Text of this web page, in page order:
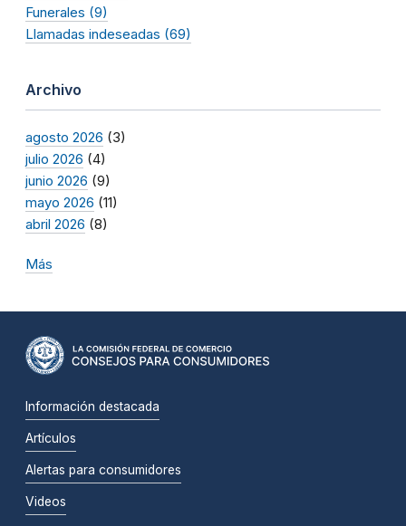
Funerales (9)
Llamadas indeseadas (69)
Archivo
agosto 2026 (3)
julio 2026 (4)
junio 2026 (9)
mayo 2026 (11)
abril 2026 (8)
Más
Información destacada
Artículos
Alertas para consumidores
Videos